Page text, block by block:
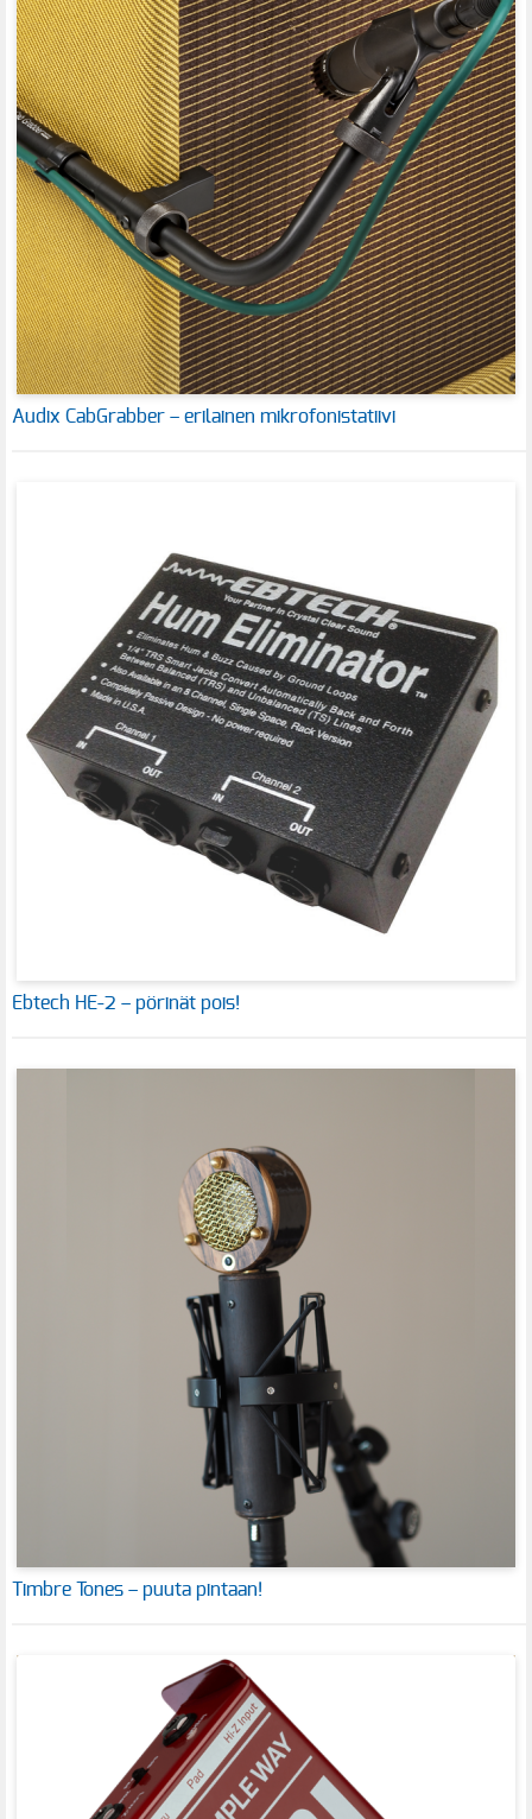
Audix CabGrabber – erilainen mikrofonistatiivi
Ebtech HE-2 – pörinät pois!
Timbre Tones – puuta pintaan!